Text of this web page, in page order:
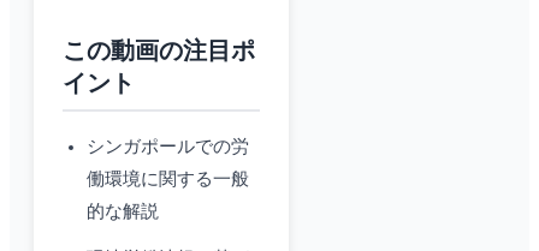
この動画の注目ポ
イント
シンガポールでの労
働環境に関する一般
的な解説